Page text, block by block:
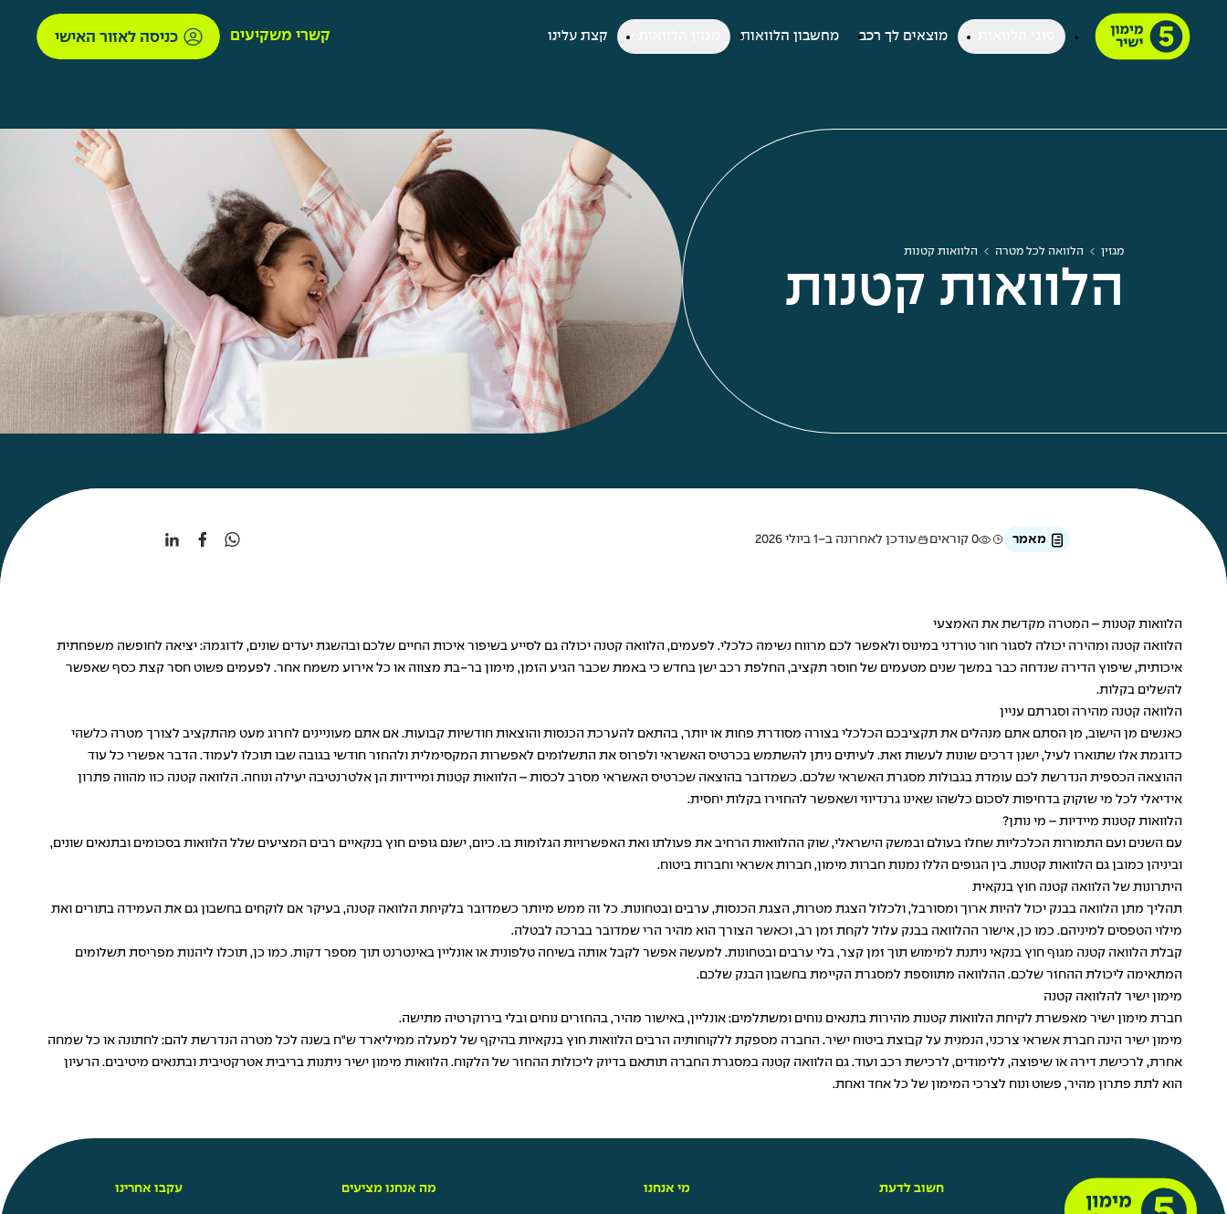
מוצאים לך רכב מחשבון הלוואות קצת עלינו קשרי משקיעים כניסה לאזור האישי
מגזין הלוואה לכל מטרה הלוואות קטנות
הלוואות קטנות
מאמר 0 קוראים עודכן לאחרונה ב-1 ביולי 2026
הלוואות קטנות – המטרה מקדשת את האמצעי
הלוואה קטנה ומהירה יכולה לסגור חור טורדני במינוס ולאפשר לכם מרווח נשימה כלכלי. לפעמים, הלוואה קטנה יכולה גם לסייע בשיפור איכות החיים שלכם ובהשגת יעדים שונים, לדוגמה: יציאה לחופשה משפחתית
איכותית, שיפוץ הדירה שנדחה כבר במשך שנים מטעמים של חוסר תקציב, החלפת רכב ישן בחדש כי באמת שכבר הגיע הזמן, מימון בר-בת מצווה או כל אירוע משמח אחר. לפעמים פשוט חסר קצת כסף שאפשר
להשלים בקלות.
הלוואה קטנה מהירה וסגרתם עניין
כאנשים מן הישוב, מן הסתם אתם מנהלים את תקציבכם הכלכלי בצורה מסודרת פחות או יותר, בהתאם להערכת הכנסות והוצאות חודשיות קבועות. אם אתם מעוניינים לחרוג מעט מהתקציב לצורך מטרה כלשהי
כדוגמת אלו שתוארו לעיל, ישנן דרכים שונות לעשות זאת. לעיתים ניתן להשתמש בכרטיס האשראי ולפרוס את התשלומים לאפשרות המקסימלית ולהחזר חודשי בגובה שבו תוכלו לעמוד. הדבר אפשרי כל עוד
ההוצאה הכספית הנדרשת לכם עומדת בגבולות מסגרת האשראי שלכם. כשמדובר בהוצאה שכרטיס האשראי מסרב לכסות – הלוואות קטנות ומיידיות הן אלטרנטיבה יעילה ונוחה. הלוואה קטנה כזו מהווה פתרון
אידיאלי לכל מי שזקוק בדחיפות לסכום כלשהו שאינו גרנדיוזי ושאפשר להחזירו בקלות יחסית.
הלוואות קטנות מיידיות – מי נותן?
עם השנים ועם התמורות הכלכליות שחלו בעולם ובמשק הישראלי, שוק ההלוואות הרחיב את פעולתו ואת האפשרויות הגלומות בו. כיום, ישנם גופים חוץ בנקאיים רבים המציעים שלל הלוואות בסכומים ובתנאים שונים,
וביניהן כמובן גם הלוואות קטנות. בין הגופים הללו נמנות חברות מימון, חברות אשראי וחברות ביטוח.
היתרונות של הלוואה קטנה חוץ בנקאית
תהליך מתן הלוואה בבנק יכול להיות ארוך ומסורבל, ולכלול הצגת מטרות, הצגת הכנסות, ערבים ובטחונות. כל זה ממש מיותר כשמדובר בלקיחת הלוואה קטנה, בעיקר אם לוקחים בחשבון גם את העמידה בתורים ואת
מילוי הטפסים למיניהם. כמו כן, אישור ההלוואה בבנק עלול לקחת זמן רב, וכאשר הצורך הוא מהיר הרי שמדובר בברכה לבטלה.
קבלת הלוואה קטנה מגוף חוץ בנקאי ניתנת למימוש תוך זמן קצר, בלי ערבים ובטחונות. למעשה אפשר לקבל אותה בשיחה טלפונית או אונליין באינטרנט תוך מספר דקות. כמו כן, תוכלו ליהנות מפריסת תשלומים
המתאימה ליכולת ההחזר שלכם. ההלוואה מתווספת למסגרת הקיימת בחשבון הבנק שלכם.
מימון ישיר להלוואה קטנה
חברת מימון ישיר מאפשרת לקיחת הלוואות קטנות מהירות בתנאים נוחים ומשתלמים: אונליין, באישור מהיר, בהחזרים נוחים ובלי בירוקרטיה מתישה.
מימון ישיר הינה חברת אשראי צרכני, הנמנית על קבוצת ביטוח ישיר. החברה מספקת ללקוחותיה הרבים הלוואות חוץ בנקאיות בהיקף של למעלה ממיליארד ש"ח בשנה לכל מטרה הנדרשת להם: לחתונה או כל שמחה
אחרת, לרכישת דירה או שיפוצה, ללימודים, לרכישת רכב ועוד. גם הלוואה קטנה במסגרת החברה תותאם בדיוק ליכולות ההחזר של הלקוח. הלוואות מימון ישיר ניתנות בריבית אטרקטיבית ובתנאים מיטיבים. הרעיון
הוא לתת פתרון מהיר, פשוט ונוח לצרכי המימון של כל אחד ואחת.
חשוב לדעת מי אנחנו מה אנחנו מציעים עקבו אחרינו